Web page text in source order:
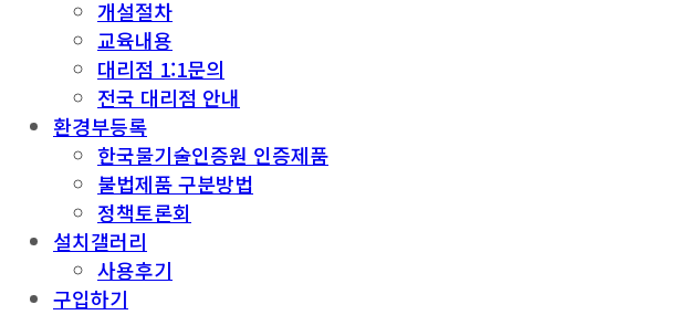
개설절차
교육내용
대리점 1:1문의
전국 대리점 안내
환경부등록
한국물기술인증원 인증제품
불법제품 구분방법
정책토론회
설치갤러리
사용후기
구입하기